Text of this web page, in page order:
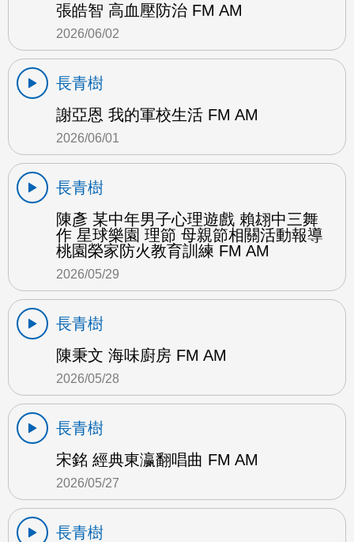
張皓智 高血壓防治 FM AM
2026/06/02
長青樹
謝亞恩 我的軍校生活 FM AM
2026/06/01
長青樹
陳彥 某中年男子心理遊戲 賴翃中三舞
作 星球樂園 理節 母親節相關活動報導
桃園榮家防火教育訓練 FM AM
2026/05/29
長青樹
陳秉文 海味廚房 FM AM
2026/05/28
長青樹
宋銘 經典東瀛翻唱曲 FM AM
2026/05/27
長青樹